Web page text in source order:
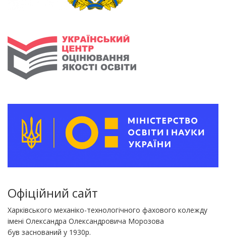
Офіційний сайт
Харківського механіко-технологічного фахового колежду
імені Олександра Олександровича Морозова
був заснований у 1930р.